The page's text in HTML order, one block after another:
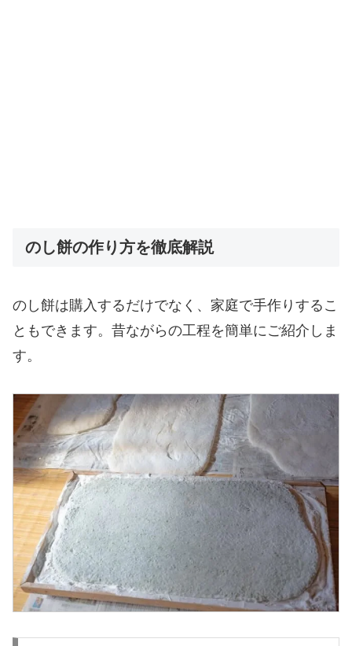
のし餅の作り方を徹底解説
のし餅は購入するだけでなく、家庭で手作りするこ
ともできます。昔ながらの工程を簡単にご紹介しま
す。